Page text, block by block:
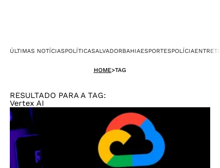
ÚLTIMAS NOTÍCIASPOLÍTICASALVADORBAHIAESPORTESPOLÍCIA
HOME>TAG
RESULTADO PARA A TAG:
Vertex AI